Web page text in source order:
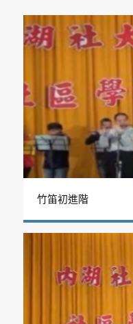
竹笛初進階